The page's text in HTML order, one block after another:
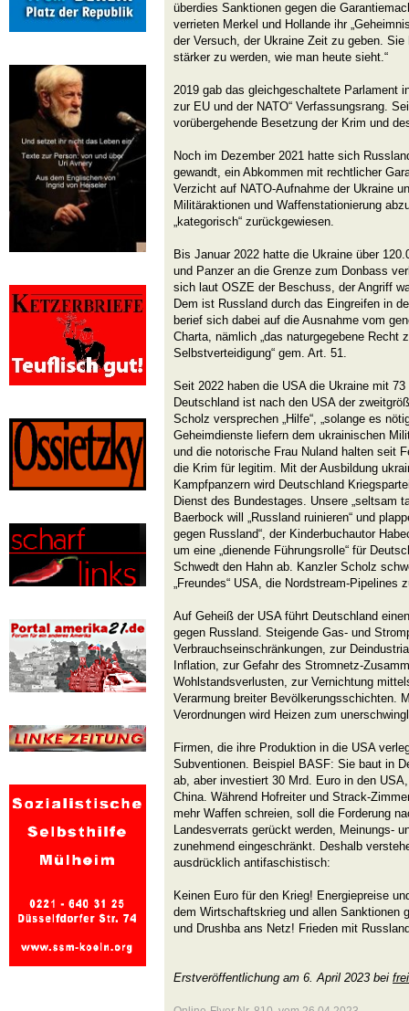
überdies Sanktionen gegen die
verrieten Merkel und Hollande ihr
der Versuch, der Ukraine Zeit zu geben.
stärker zu werden, wie man heute sieht.“
2019 gab das gleichgeschaltete Parlament
zur EU und der NATO“ Verfassungsrang.
vorübergehende Besetzung der Krim und
Noch im Dezember 2021 hatte sich
gewandt, ein Abkommen mit rechtlicher
Verzicht auf NATO-Aufnahme der Ukraine
Militäraktionen und Waffenstationierung
„kategorisch“ zurückgewiesen.
Bis Januar 2022 hatte die Ukraine über
und Panzer an die Grenze zum Donbass
sich laut OSZE der Beschuss, der Angriff
Dem ist Russland durch das Eingreifen in
berief sich dabei auf die Ausnahme vom
Charta, nämlich „das naturgegebene Recht
Selbstverteidigung“ gem. Art. 51.
Seit 2022 haben die USA die Ukraine mit
Deutschland ist nach den USA der
Scholz versprechen „Hilfe“, „solange es
Geheimdienste liefern dem ukrainischen
und die notorische Frau Nuland halten seit
die Krim für legitim. Mit der Ausbildung
Kampfpanzern wird Deutschland
Dienst des Bundestages. Unsere „seltsam
Baerbock will „Russland ruinieren“ und
gegen Russland“, der Kinderbuchautor
um eine „dienende Führungsrolle“ für
Schwedt den Hahn ab. Kanzler Scholz
„Freundes“ USA, die Nordstream-Pipelines
Auf Geheiß der USA führt Deutschland
gegen Russland. Steigende Gas- und
Verbrauchseinschränkungen, zur
Inflation, zur Gefahr des Stromnetz-
Wohlstandsverlusten, zur Vernichtung
Verarmung breiter Bevölkerungsschichten.
Verordnungen wird Heizen zum
Firmen, die ihre Produktion in die USA
Subventionen. Beispiel BASF: Sie baut in
ab, aber investiert 30 Mrd. Euro in den
China. Während Hofreiter und Strack-
mehr Waffen schreien, soll die Forderung
Landesverrats gerückt werden, Meinungs-
zunehmend eingeschränkt. Deshalb
ausdrücklich antifaschistisch:
Keinen Euro für den Krieg! Energiepreise
dem Wirtschaftskrieg und allen Sanktionen
und Drushba ans Netz! Frieden mit
Erstveröffentlichung am 6. April 2023 bei